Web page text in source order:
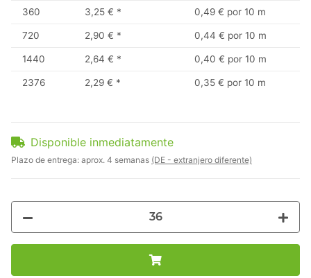
360 3,25 € * 0,49 € por 10 m
720 2,90 € * 0,44 € por 10 m
1440 2,64 € * 0,40 € por 10 m
2376 2,29 € * 0,35 € por 10 m
Disponible inmediatamente
Plazo de entrega: aprox. 4 semanas (DE - extranjero diferente)